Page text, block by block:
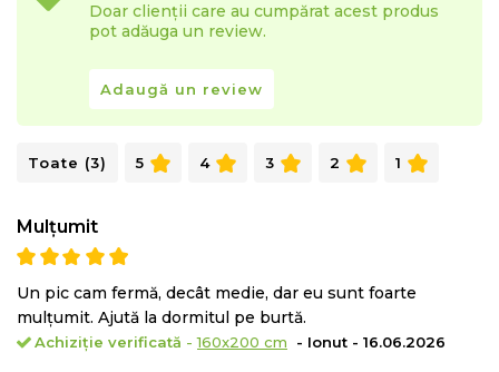
De ce sa cumperi salteaua Green Future Red Line:
Suport ortopedic
Calitate
Indicata pentru toate pozitiile de dormit: pe spate, pe
Structura:
Spuma poliuretanica elastica cu celulatie deschisa
Doar clienții care au cumpărat acest produs
pot adăuga un review.
Adaugă un review
Toate (3) 5 4 3 2 1
Mulțumit
Un pic cam fermă, decât medie, dar eu sunt foarte
mulțumit. Ajută la dormitul pe burtă.
Achiziție verificată -160x200 cm - Ionut - 16.06.2026